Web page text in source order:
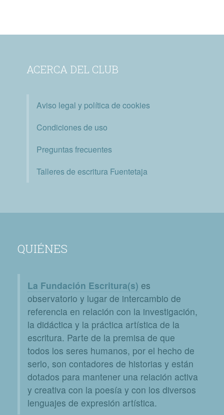
ACERCA DEL CLUB
Aviso legal y política de cookies
Condiciones de uso
Preguntas frecuentes
Talleres de escritura Fuentetaja
QUIÉNES
La Fundación Escritura(s) es
observatorio y lugar de intercambio de
referencia en relación con la investigación,
la didáctica y la práctica artística de la
escritura. Parte de la premisa de que
todos los seres humanos, por el hecho de
serlo, son contadores de historias y están
dotados para mantener una relación activa
y creativa con la poesía y con los diversos
lenguajes de expresión artística.